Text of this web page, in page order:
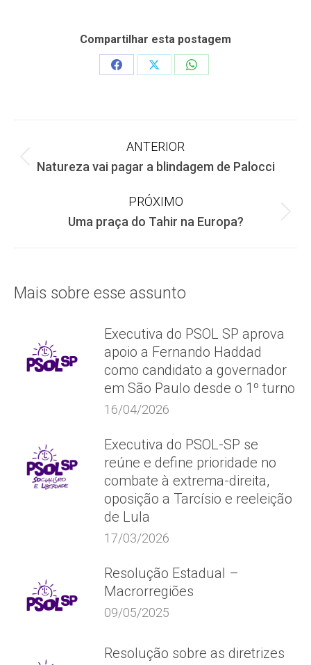
Compartilhar esta postagem
Share
Share
Share
Navegação
de
post:
ANTERIOR
Post
Natureza vai pagar a blindagem de Palocci
PRÓXIMO
Próximo
Uma praça do Tahir na Europa?
Mais sobre esse assunto
Executiva do PSOL SP aprova
apoio a Fernando Haddad
como candidato a governador
em São Paulo desde o 1º turno
16/04/2026
Executiva do PSOL-SP se
reúne e define prioridade no
combate à extrema-direita,
oposição a Tarcísio e reeleição
de Lula
17/03/2026
Resolução Estadual –
Macrorregiões
09/05/2025
Resolução sobre as diretrizes